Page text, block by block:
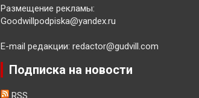
Размещение рекламы:
Goodwillpodpiska@yandex.ru
E-mail редакции: redactor@gudvill.com
Подписка на новости
RSS